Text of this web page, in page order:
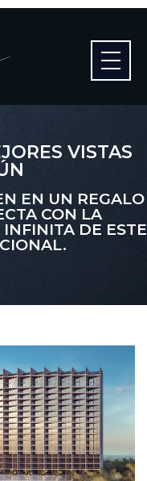
VISTAS
EN UN REGALO
CON LA
DE ESTE